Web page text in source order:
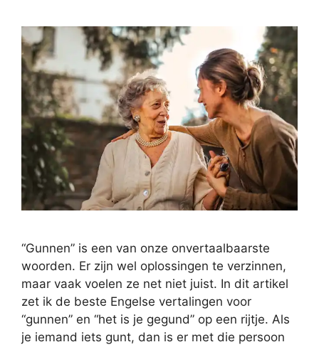
“Gunnen” is een van onze onvertaalbaarste
woorden. Er zijn wel oplossingen te verzinnen,
maar vaak voelen ze net niet juist. In dit artikel
zet ik de beste Engelse vertalingen voor
“gunnen” en “het is je gegund” op een rijtje. Als
je iemand iets gunt, dan is er met die persoon